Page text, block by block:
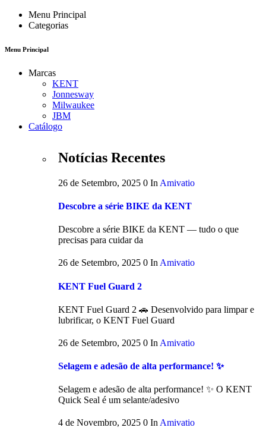
Menu Principal
Categorias
Menu Principal
Marcas
KENT
Jonnesway
Milwaukee
JBM
Catálogo
Notícias Recentes
26 de Setembro, 2025 0 In Amivatio
Descobre a série BIKE da KENT
Descobre a série BIKE da KENT — tudo o que
precisas para cuidar da
26 de Setembro, 2025 0 In Amivatio
KENT Fuel Guard 2
KENT Fuel Guard 2 🚗 Desenvolvido para limpar e
lubrificar, o KENT Fuel Guard
26 de Setembro, 2025 0 In Amivatio
Selagem e adesão de alta performance! ✨
Selagem e adesão de alta performance! ✨ O KENT
Quick Seal é um selante/adesivo
4 de Novembro, 2025 0 InAmivatio